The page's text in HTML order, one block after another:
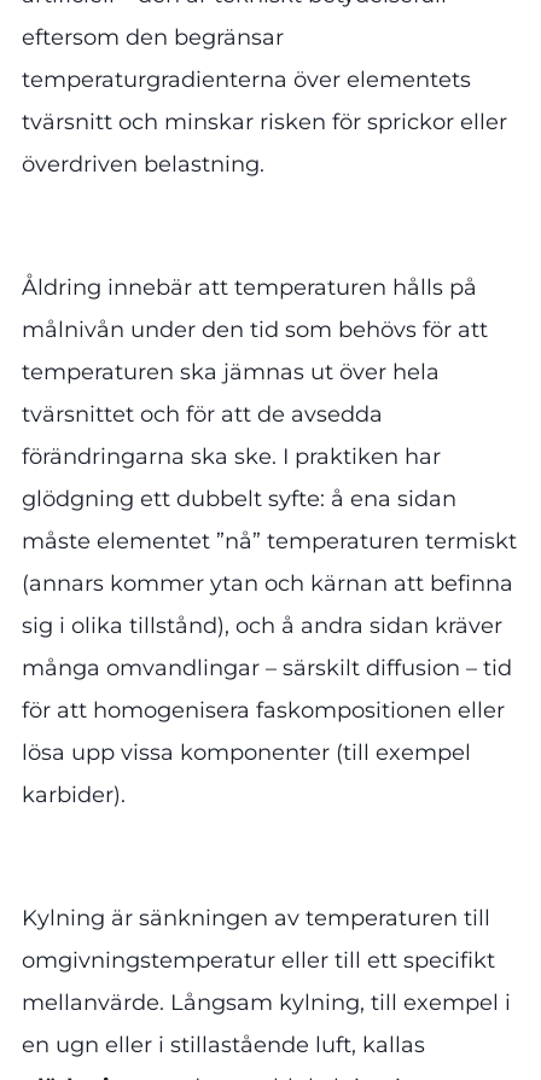
eftersom den begränsar
temperaturgradienterna över elementets
tvärsnitt och minskar risken för sprickor eller
överdriven belastning.
Åldring innebär att temperaturen hålls på
målnivån under den tid som behövs för att
temperaturen ska jämnas ut över hela
tvärsnittet och för att de avsedda
förändringarna ska ske. I praktiken har
glödgning ett dubbelt syfte: å ena sidan
måste elementet ”nå” temperaturen termiskt
(annars kommer ytan och kärnan att befinna
sig i olika tillstånd), och å andra sidan kräver
många omvandlingar – särskilt diffusion – tid
för att homogenisera faskompositionen eller
lösa upp vissa komponenter (till exempel
karbider).
Kylning är sänkningen av temperaturen till
omgivningstemperatur eller till ett specifikt
mellanvärde. Långsam kylning, till exempel i
en ugn eller i stillastående luft, kallas